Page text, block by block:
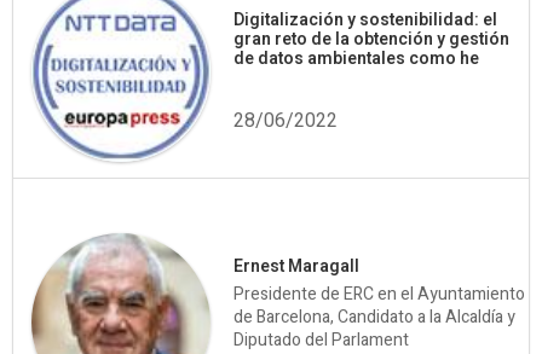
Digitalización y sostenibilidad: el
gran reto de la obtención y gestión
de datos ambientales como he
28/06/2022
Ernest Maragall
Presidente de ERC en el Ayuntamiento
de Barcelona, Candidato a la Alcaldía y
Diputado del Parlament